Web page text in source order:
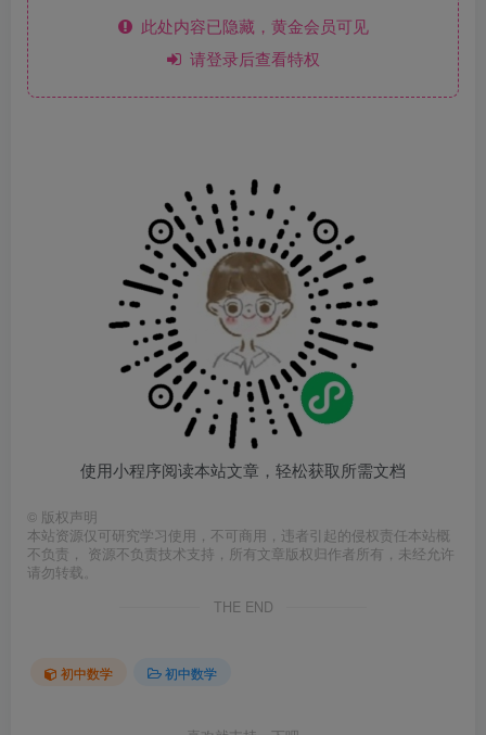
此处内容已隐藏，黄金会员可见
请登录后查看特权
使用小程序阅读本站文章，轻松获取所需文档
© 版权声明
本站资源仅可研究学习使用，不可商用，违者引起的侵权责任本站概
不负责， 资源不负责技术支持，所有文章版权归作者所有，未经允许
请勿转载。
THE END
初中数学 初中数学